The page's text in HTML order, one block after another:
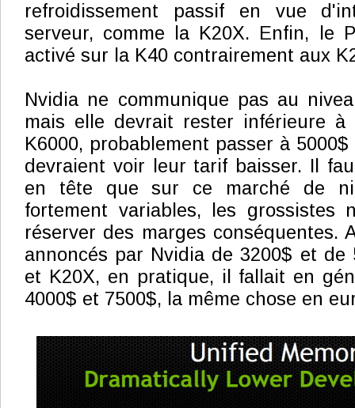
refroidissement passif en vue
serveur, comme la K20X. Enfin, le
activé sur la K40 contrairement aux
Nvidia ne communique pas au
mais elle devrait rester inférieure
K6000, probablement passer à
devraient voir leur tarif baisser. Il
en tête que sur ce marché de
fortement variables, les grossistes
réserver des marges conséquentes.
annoncés par Nvidia de 3200$ et de
et K20X, en pratique, il fallait en
4000$ et 7500$, la même chose en